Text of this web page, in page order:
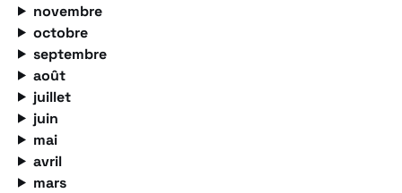
novembre
octobre
septembre
août
juillet
juin
mai
avril
mars